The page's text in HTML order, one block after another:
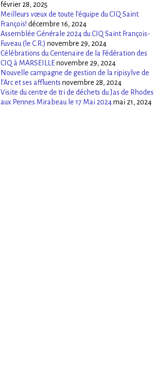
février 28, 2025
Meilleurs vœux de toute l’équipe du CIQ Saint
François! décembre 16, 2024
Assemblée Générale 2024 du CIQ Saint François-
Fuveau (le C.R.) novembre 29, 2024
Célébrations du Centenaire de la Fédération des
CIQ à MARSEILLEnovembre 29, 2024
Nouvelle campagne de gestion de la ripisylve de
l’Arc et ses affluents novembre 28, 2024
Visite du centre de tri de déchets du Jas de Rhodes
aux Pennes Mirabeau le 17 Mai 2024mai 21, 2024